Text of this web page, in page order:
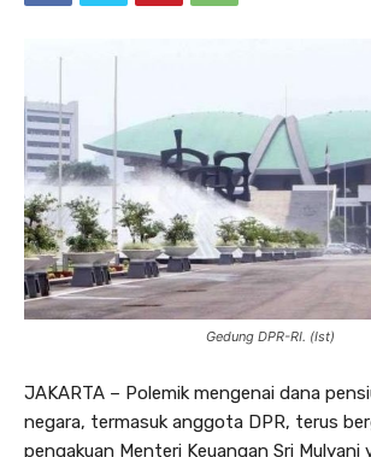
Gedung DPR-RI. (Ist)
JAKARTA – Polemik mengenai dana
negara, termasuk anggota DPR, terus
pengakuan Menteri Keuangan Sri Mulyani